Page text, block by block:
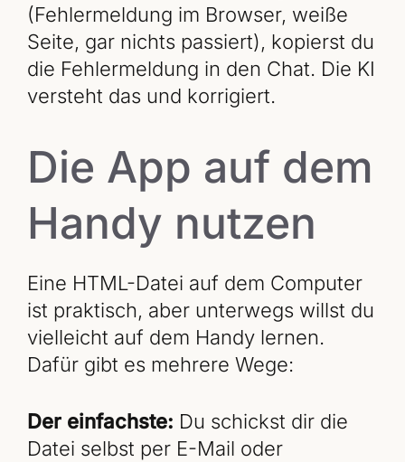
(Fehlermeldung im Browser, weiße
Seite, gar nichts passiert), kopierst du
die Fehlermeldung in den Chat. Die KI
versteht das und korrigiert.
Die App auf dem
Handy nutzen
Eine HTML-Datei auf dem Computer
ist praktisch, aber unterwegs willst du
vielleicht auf dem Handy lernen.
Dafür gibt es mehrere Wege:
Der einfachste: Du schickst dir die
Datei selbst per E-Mail oder